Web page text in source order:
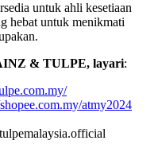
untuk ahli kesetiaan
hebat untuk menikmati
& TULPE, layari:
atmy2024